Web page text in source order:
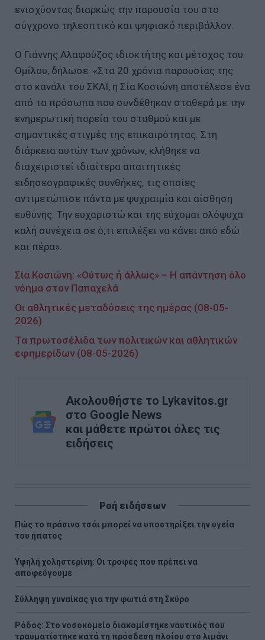
ενισχύοντας διαρκώς την παρουσία του στο
σύγχρονο τηλεοπτικό και ψηφιακό περιβάλλον.
Ο Γιάννης Αλαφούζος ιδιοκτήτης και μέτοχος του
Ομίλου, δήλωσε: «Στα 20 χρόνια παρουσίας της
στο κανάλι του ΣΚΑΪ, η Σία Κοσιώνη αποτέλεσε ένα
από τα πρόσωπα που συνδέθηκαν σταθερά με την
ενημερωτική πορεία του σταθμού και με
σημαντικές στιγμές της επικαιρότητας. Στη
διάρκεια αυτών των χρόνων, κλήθηκε να
διαχειριστεί ιδιαίτερα απαιτητικές
ειδησεογραφικές συνθήκες, τις οποίες
αντιμετώπισε πάντα με ψυχραιμία και αίσθηση
ευθύνης. Την ευχαριστώ και της εύχομαι ολόψυχα
καλή συνέχεια σε ό,τι επιλέξει να κάνει από εδώ
και πέρα».
Σία Κοσιώνη: «Ούτως ή άλλως» – Η απάντηση όλο
νόημα στον Παπαχελά
Οι αθλητικές μεταδόσεις της ημέρας (08-05-
2026)
Τα πρωτοσέλιδα των πολιτικών και αθλητικών
εφημερίδων (08-05-2026)
Ακολουθήστε το Lykavitos.gr
στο Google News
και μάθετε πρώτοι όλες τις
ειδήσεις
Ροή ειδήσεων
Πώς το πράσινο τσάι μπορεί να υποστηρίξει την υγεία
του ήπατος
Υψηλή χοληστερίνη: Οι τροφές που πρέπει να
αποφεύγουμε
Σύλληψη γυναίκας για την φωτιά στη Σκύρο
Ρόδος: Στο νοσοκομείο διακομίστηκε ναυτικός που
τραυματίστηκε κατά τη πρόσδεση πλοίου στο λιμάνι